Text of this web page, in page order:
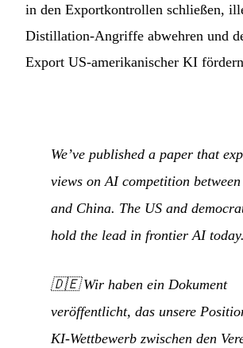
in den Exportkontrollen schließen,
Distillation-Angriffe abwehren und
Export US-amerikanischer KI
We’ve published a paper that
views on AI competition
and China. The US and
hold the lead in frontier AI today.
🇩🇪Wir haben ein Dokument
veröffentlicht, das unsere
KI-Wettbewerb zwischen den